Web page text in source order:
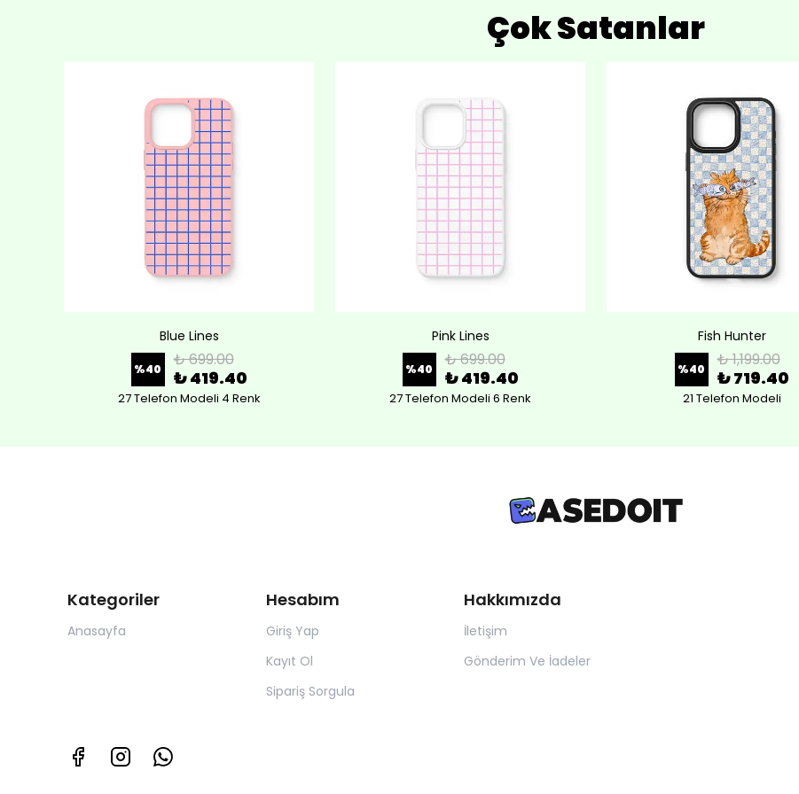
Çok Satanlar
Blue Lines
%40 ₺ 699.00
₺ 419.40
27 Telefon Modeli 4 Renk
Pink Lines
%40 ₺ 699.00
₺ 419.40
27 Telefon Modeli 6 Renk
Fish Hunter
%40 ₺ 1,199.00
₺ 719.40
21 Telefon Modeli
Kategoriler
Anasayfa
Hesabım
Giriş Yap
Kayıt Ol
Sipariş Sorgula
Hakkımızda
İletişim
Gönderim Ve İadeler